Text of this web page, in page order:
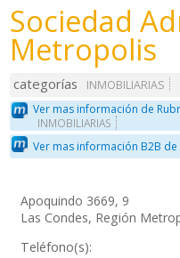
Sociedad
Metropolis
categorías
INMOBILIARIAS
Ver mas información de
INMOBILIARIAS
Ver mas información B2B
Apoquindo 3669, 9
Las Condes, Región
Teléfono(s):